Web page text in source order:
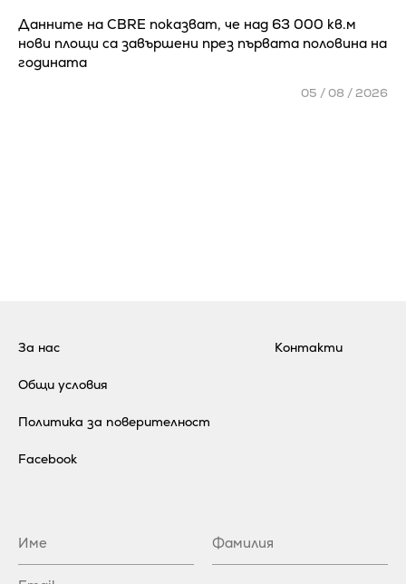
Данните на CBRE показват, че над 63 000 кв.м
нови площи са завършени през първата половина на
годината
05 / 08 / 2026
За нас
Общи условия
Политика за поверителност
Контакти
Facebook